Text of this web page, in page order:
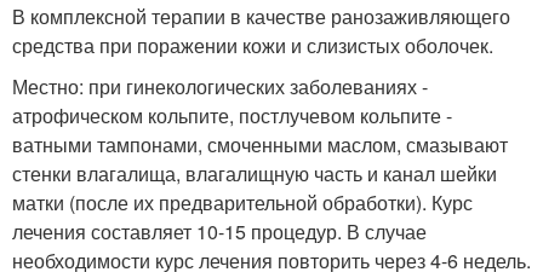
В комплексной терапии в качестве ранозаживляющего
средства при поражении кожи и слизистых оболочек.
Местно: при гинекологических заболеваниях -
атрофическом кольпите, постлучевом кольпите -
ватными тампонами, смоченными маслом, смазывают
стенки влагалища, влагалищную часть и канал шейки
матки (после их предварительной обработки). Курс
лечения составляет 10-15 процедур. В случае
необходимости курс лечения повторить через 4-6 недель.